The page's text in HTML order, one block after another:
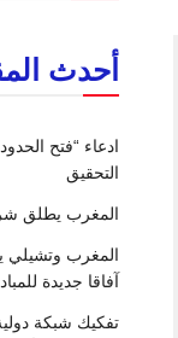
أحدث
ادعاء “فتح
التحقيق
المغرب يطلق
المغرب وتشيلي
آفاقا جديدة
تفكيك شبكة